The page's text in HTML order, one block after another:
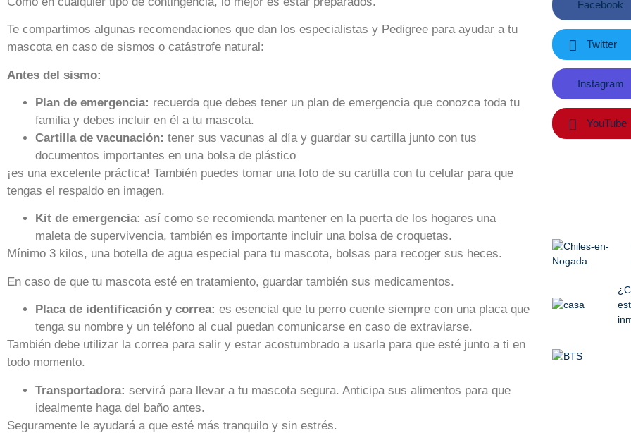
Te compartimos algunas recomendaciones que dan los especialistas y Pedigree para ayudar a tu
mascota en caso de sismos o catástrofe natural:
Antes del sismo:
Plan de emergencia: recuerda que debes tener un plan de emergencia que conozca toda tu
familia y debes incluir en él a tu mascota.
Cartilla de vacunación: tener sus vacunas al día y guardar su cartilla junto con tus
documentos importantes en una bolsa de plástico
¡es una excelente práctica! También puedes tomar una foto de su cartilla con tu celular para que
tengas el respaldo en imagen.
Kit de emergencia: así como se recomienda mantener en la puerta de los hogares una
maleta de supervivencia, también es importante incluir una bolsa de croquetas.
Mínimo 3 kilos, una botella de agua especial para tu mascota, bolsas para recoger sus heces.
En caso de que tu mascota esté en tratamiento, guardar también sus medicamentos.
Placa de identificación y correa: es esencial que tu perro cuente siempre con una placa que
tenga su nombre y un teléfono al cual puedan comunicarse en caso de extraviarse.
También debe utilizar la correa para salir y estar acostumbrado a usarla para que esté junto a ti en
todo momento.
Transportadora: servirá para llevar a tu mascota segura. Anticipa sus alimentos para que
idealmente haga del baño antes.
Seguramente le ayudará a que esté más tranquilo y sin estrés.
Facebook
Twitter
Instagram
YouTube